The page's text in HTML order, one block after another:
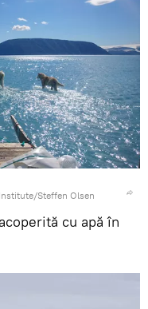
Steffen Olsen
cu apă în